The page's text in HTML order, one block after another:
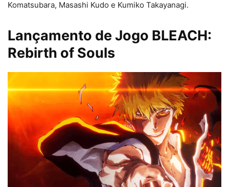
Komatsubara, Masashi Kudo e Kumiko Takayanagi.
Lançamento de Jogo BLEACH:
Rebirth of Souls